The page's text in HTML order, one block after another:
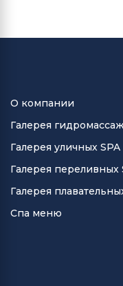
О компании
Галерея
Галерея уличных SPA
Галерея переливных
Галерея
Спа меню